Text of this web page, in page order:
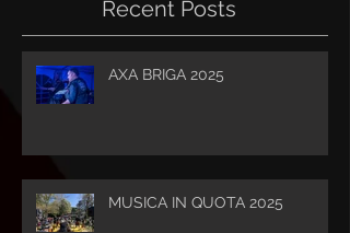
Recent Posts
AXA BRIGA 2025
MUSICA IN QUOTA 2025